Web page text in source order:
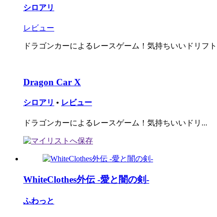
シロアリ
レビュー
ドラゴンカーによるレースゲーム！気持ちいいドリフ
Dragon Car X
シロアリ • レビュー
ドラゴンカーによるレースゲーム！気持ちいいドリ...
WhiteClothes外伝 -愛と闇の剣-
ふわっと